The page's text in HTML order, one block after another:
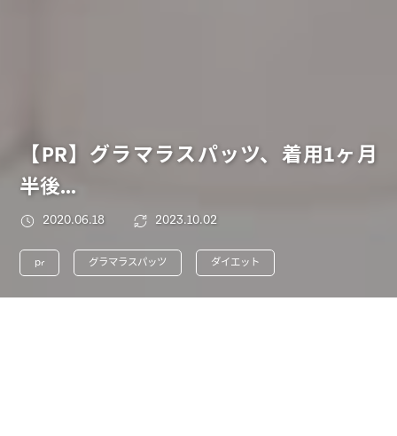
【PR】グラマラスパッツ、着用1ヶ月
半後…
2020.06.18 2023.10.02
pr グラマラスパッツ ダイエット